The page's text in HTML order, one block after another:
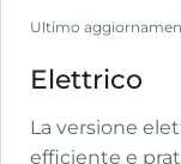
Ultimo
Elettrico
La versione
efficiente e